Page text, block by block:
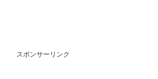
スポンサーリンク